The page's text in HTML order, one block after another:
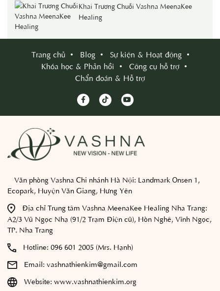
Khai Trương Chuỗi Vashna MeenaKee
Healing
Trang chủ Blog
Sự kiện & Hoạt động
Khóa học & Phản hồi
Công cụ hỗ trợ
Chẩn đoán & Hỗ trợ
Văn phòng Vashna Chi nhánh Hà Nội: Landmark Onsen 1,
Ecopark, Huyện Văn Giang, Hưng Yên
Địa chỉ Trung tâm Vashna MeenaKee Healing Nha Trang:
A2/3 Vũ Ngọc Nhạ (91/2 Trạm Điện cũ), Hòn Nghê, Vĩnh Ngọc,
TP. Nha Trang
Hotline: 096 601 2005 (Mrs. Hạnh)
Email: vashnathienkim@gmail.com
Website: www.vashnathienkim.org